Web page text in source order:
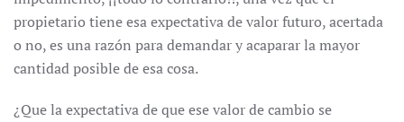
propietario tiene esa expectativa de valor futuro, acertada
o no, es una razón para demandar y acaparar la mayor
cantidad posible de esa cosa.
¿Que la expectativa de que ese valor de cambio se